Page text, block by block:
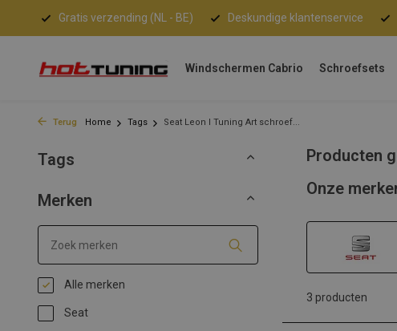
Gratis verzending (NL - BE) Deskundige klantenservice
Windschermen Cabrio Schroefsets
Terug Home Tags Seat Leon I Tuning Art schroef...
Tags
Merken
Alle merken
Seat
Producten
Onze
3 producten